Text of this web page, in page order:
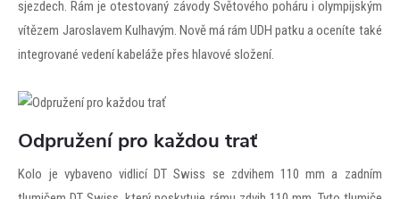
sjezdech. Rám je otestovaný závody Světového poháru i olympijským
vítězem Jaroslavem Kulhavým. Nově má rám UDH patku a oceníte také
integrované vedení kabeláže přes hlavové složení.
Odpružení pro každou trať
Kolo je vybaveno vidlicí DT Swiss se zdvihem 110 mm a zadním